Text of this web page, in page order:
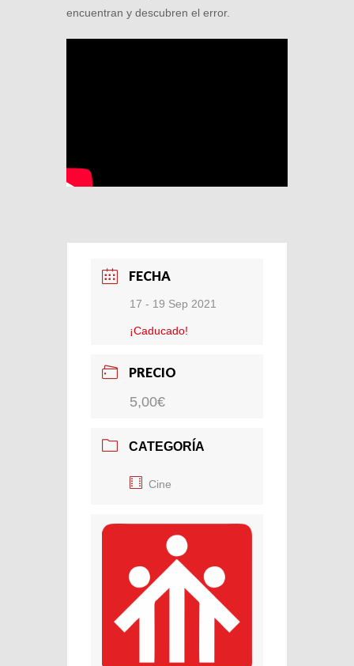
encuentran y descubren el error.
FECHA
17 - 19 Sep 2021
¡Caducado!
PRECIO
5,00€
CATEGORÍA
Cine